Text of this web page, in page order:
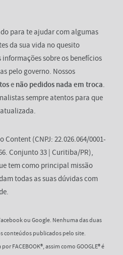
para te ajudar com algumas
da sua vida no quesito
sobre os benefícios
pelo governo. Nossos
e não pedidos nada em troca.
sempre atentos para que
Content (CNPJ: 22.026.064/0001-
Conjunto 33 | Curitiba/PR),
tem como principal missão
todas as suas dúvidas com
ou Google. Nenhuma das duas
conteúdos publicados pelo site.
FACEBOOK®, assim como GOOGLE® é